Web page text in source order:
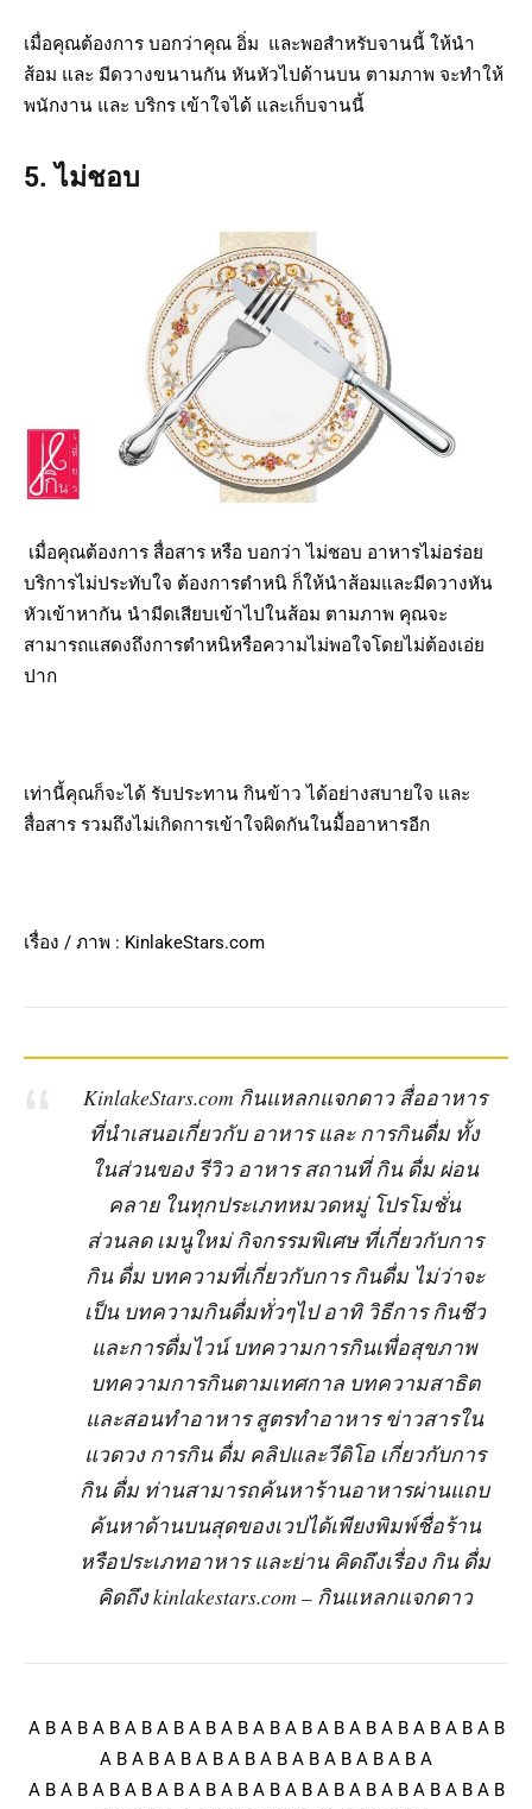
เมื่อคุณต้องการ บอกว่าคุณ อิ่ม และพอสำหรับจานนี้ ให้นำ
ส้อม และ มีดวางขนานกัน หันหัวไปด้านบน ตามภาพ จะทำให้
พนักงาน และ บริกร เข้าใจได้ และเก็บจานนี้
5. ไม่ชอบ
เมื่อคุณต้องการ สื่อสาร หรือ บอกว่า ไม่ชอบ อาหารไม่อร่อย
บริการไม่ประทับใจ ต้องการตำหนิ ก็ให้นำส้อมและมีดวางหัน
หัวเข้าหากัน นำมีดเสียบเข้าไปในส้อม ตามภาพ คุณจะ
สามารถแสดงถึงการตำหนิหรือความไม่พอใจโดยไม่ต้องเอ่ย
ปาก
เท่านี้คุณก็จะได้ รับประทาน กินข้าว ได้อย่างสบายใจ และ
สื่อสาร รวมถึงไม่เกิดการเข้าใจผิดกันในมื้ออาหารอีก
เรื่อง / ภาพ : KinlakeStars.com
KinlakeStars.com กินแหลกแจกดาว สื่ออาหาร
ที่นำเสนอเกี่ยวกับ อาหาร และ การกินดื่ม ทั้ง
ในส่วนของ รีวิว อาหาร สถานที่ กิน ดื่ม ผ่อน
คลาย ในทุกประเภทหมวดหมู่ โปรโมชั่น
ส่วนลด เมนูใหม่ กิจกรรมพิเศษ ที่เกี่ยวกับการ
กิน ดื่ม บทความที่เกี่ยวกับการ กินดื่ม ไม่ว่าจะ
เป็น บทความกินดื่มทั่วๆไป อาทิ วิธีการ กินชีว
และการดื่มไวน์ บทความการกินเพื่อสุขภาพ
บทความการกินตามเทศกาล บทความสาธิต
และสอนทำอาหาร สูตรทำอาหาร ข่าวสารใน
แวดวง การกิน ดื่ม คลิปและวีดิโอ เกี่ยวกับการ
กิน ดื่ม ท่านสามารถค้นหาร้านอาหารผ่านแถบ
ค้นหาด้านบนสุดของเวปได้เพียงพิมพ์ชื่อร้าน
หรือประเภทอาหาร และย่าน คิดถึงเรื่อง กิน ดื่ม
คิดถึง kinlakestars.com – กินแหลกแจกดาว
A B A B A B A B A B A B A B A B A B A B A B A B A B A B A B
A B A B A B A B A B A B A B A B A B A B A
A B A B A B A B A B A B A B A B A B A B A B A B A B A B A B